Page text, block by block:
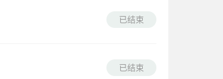
已结束
已结束